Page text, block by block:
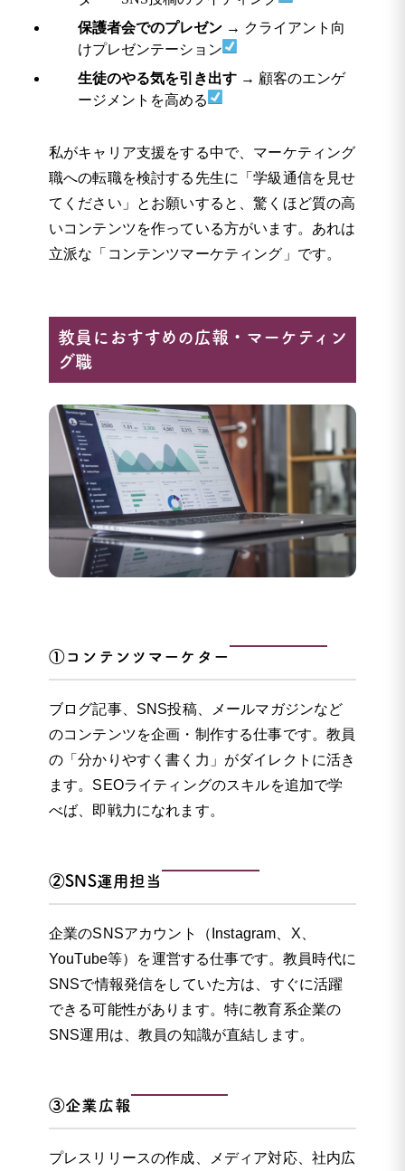
保護者会でのプレゼン → クライアント向
けプレゼンテーション
生徒のやる気を引き出す → 顧客のエンゲ
ージメントを高める
私がキャリア支援をする中で、マーケティング
職への転職を検討する先生に「学級通信を見せ
てください」とお願いすると、驚くほど質の高
いコンテンツを作っている方がいます。あれは
立派な「コンテンツマーケティング」です。
教員におすすめの広報・マーケティン
グ職
①コンテンツマーケター
ブログ記事、SNS投稿、メールマガジンなど
のコンテンツを企画・制作する仕事です。教員
の「分かりやすく書く力」がダイレクトに活き
ます。SEOライティングのスキルを追加で学
べば、即戦力になれます。
②SNS運用担当
企業のSNSアカウント（Instagram、X、
YouTube等）を運営する仕事です。教員時代に
SNSで情報発信をしていた方は、すぐに活躍
できる可能性があります。特に教育系企業の
SNS運用は、教員の知識が直結します。
③企業広報
プレスリリースの作成、メディア対応、社内広